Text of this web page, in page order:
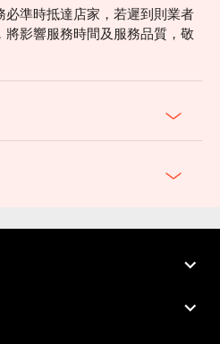
準時抵達店家，若遲到則業者
影響服務時間及服務品質，敬